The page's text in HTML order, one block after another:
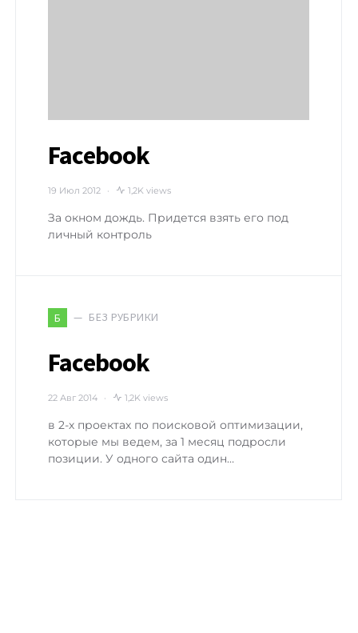
Facebook
19 Июл 2012 1,2K views
За окном дождь. Придется взять его под
личный контроль
Б БЕЗ РУБРИКИ
Facebook
22 Авг 2014 1,2K views
в 2-х проектах по поисковой оптимизации,
которые мы ведем, за 1 месяц подросли
позиции. У одного сайта один…